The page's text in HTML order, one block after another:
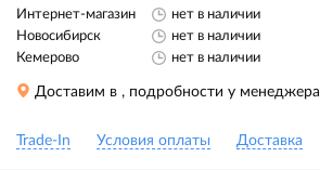
Интернет-магазин
нет в наличии
Новосибирск
нет в наличии
Кемерово
нет в наличии
Доставим в , подробности у менеджера
Trade-In Условия оплаты Доставка